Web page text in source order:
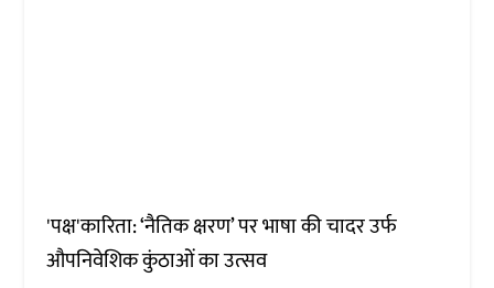
'पक्ष'कारिता: ‘नैतिक क्षरण’ पर भाषा की चादर उर्फ
औपनिवेशिक कुंठाओं का उत्‍सव